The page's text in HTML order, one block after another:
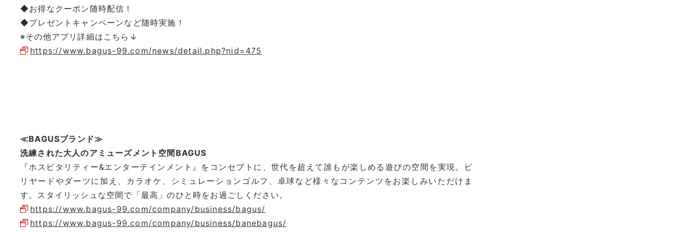
◆お得なクーポン随時配信！
◆プレゼントキャンペーンなど随時実施！
※その他アプリ詳細はこちら↓
https://www.bagus-99.com/news/detail.php?nid=475
≪BAGUSブランド≫
洗練された大人のアミューズメント空間BAGUS
『ホスピタリティー&エンターテインメント』をコンセプトに、世代を超えて誰もが楽しめる遊びの空間を実現。ビ
リヤードやダーツに加え、カラオケ、シミュレーションゴルフ、卓球など様々なコンテンツをお楽しみいただけま
す。スタイリッシュな空間で「最高」のひと時をお過ごしください。
https://www.bagus-99.com/company/business/bagus/
https://www.bagus-99.com/company/business/banebagus/